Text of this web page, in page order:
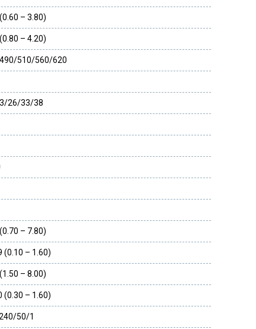
– 3.80)
– 4.20)
510/560/620
26/33/38
– 7.80)
(0.10 – 1.60)
– 8.00)
(0.30 – 1.60)
50/1